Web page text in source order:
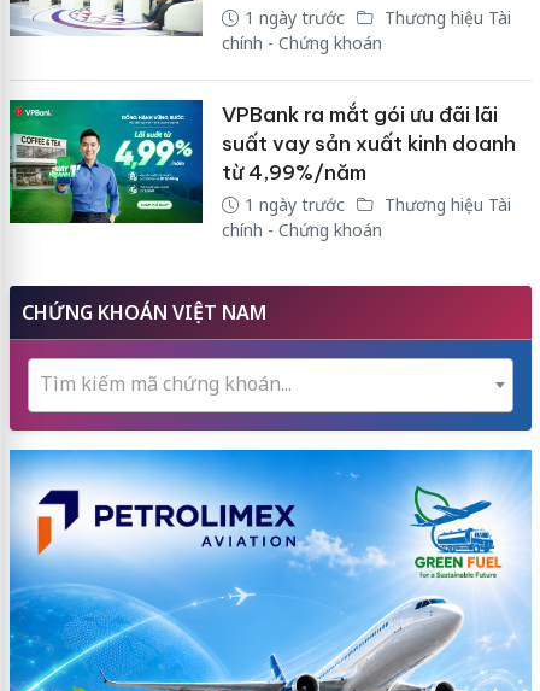
1 ngày trước
Thương hiệu Tài
chính - Chứng khoán
VPBank ra mắt gói ưu đãi lãi
suất vay sản xuất kinh doanh
từ 4,99%/năm
1 ngày trước
Thương hiệu Tài
chính - Chứng khoán
CHỨNG KHOÁN VIỆT NAM
Tìm kiếm mã chứng khoán...